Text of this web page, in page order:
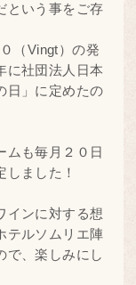
という事をご存
（Vingt）の発
に社団法人日本
日」に定めたの
ムも毎月２０日
ました！
インに対する想
テルソムリエ陣
で、楽しみにし